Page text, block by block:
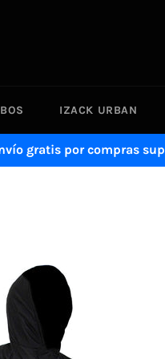
IZACK URBAN
gratis por compras